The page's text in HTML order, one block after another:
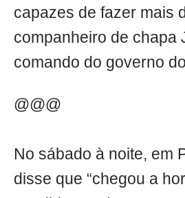
capazes de fazer mais
companheiro de chapa
comando do governo
@@@
No sábado à noite, em
disse que “chegou a